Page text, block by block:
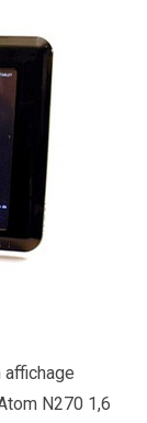
affichage
N270 1,6